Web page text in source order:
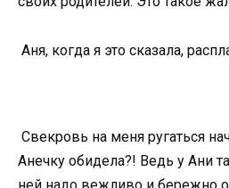
Аня, когда я это сказала,
Свекровь на меня ругаться
Анечку обидела?! Ведь у Ани